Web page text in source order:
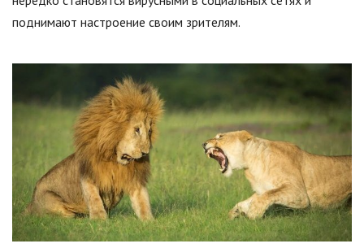
поднимают настроение своим зрителям.